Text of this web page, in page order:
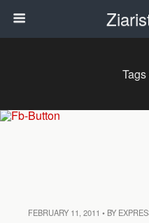
FEBRUARY 11, 2011 • BY